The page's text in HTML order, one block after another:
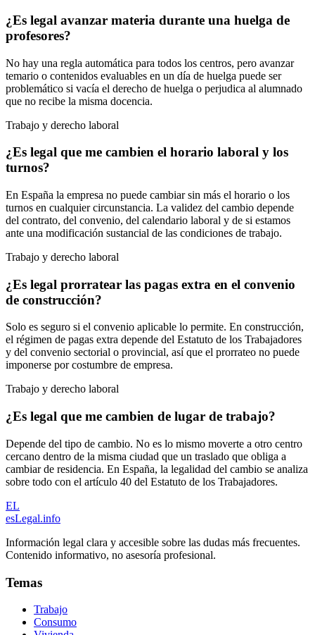
¿Es legal avanzar materia durante una huelga de
profesores?
No hay una regla automática para todos los centros, pero avanzar
temario o contenidos evaluables en un día de huelga puede ser
problemático si vacía el derecho de huelga o perjudica al alumnado
que no recibe la misma docencia.
Trabajo y derecho laboral
¿Es legal que me cambien el horario laboral y los
turnos?
En España la empresa no puede cambiar sin más el horario o los
turnos en cualquier circunstancia. La validez del cambio depende
del contrato, del convenio, del calendario laboral y de si estamos
ante una modificación sustancial de las condiciones de trabajo.
Trabajo y derecho laboral
¿Es legal prorratear las pagas extra en el convenio
de construcción?
Solo es seguro si el convenio aplicable lo permite. En construcción,
el régimen de pagas extra depende del Estatuto de los Trabajadores
y del convenio sectorial o provincial, así que el prorrateo no puede
imponerse por costumbre de empresa.
Trabajo y derecho laboral
¿Es legal que me cambien de lugar de trabajo?
Depende del tipo de cambio. No es lo mismo moverte a otro centro
cercano dentro de la misma ciudad que un traslado que obliga a
cambiar de residencia. En España, la legalidad del cambio se analiza
sobre todo con el artículo 40 del Estatuto de los Trabajadores.
EL
esLegal.info
Información legal clara y accesible sobre las dudas más frecuentes.
Contenido informativo, no asesoría profesional.
Temas
Trabajo
Consumo